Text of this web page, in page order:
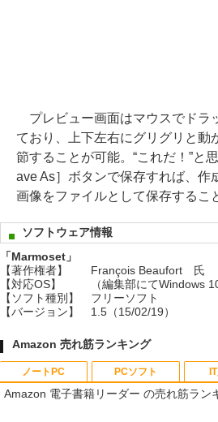
プレビュー画面はマウスでドラ
ており、上下左右にグリグリと動
節することが可能。“これだ！”と
ave As］ボタンで保存すれば、作
画像をファイルとして保存するこ
ソフトウェア情報
「Marmoset」
【著作権者】
François Beaufort 氏
【対応OS】
（編集部にてWindows
【ソフト種別】
フリーソフト
【バージョン】
1.5（15/02/19）
Amazon 売れ筋ランキング
ノートPC PCソフト
Amazon 電子書籍リーダー の売れ筋ラン